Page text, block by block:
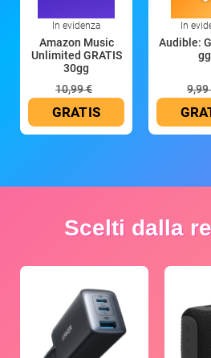
In evidenza
Amazon Music
Unlimited GRATIS
30gg
10,99 €
GRATIS
In
Audible:
gg
9,99
Scelti dalla